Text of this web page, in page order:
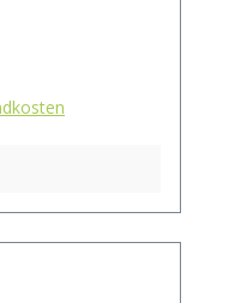
(Cranberries,
(5%),